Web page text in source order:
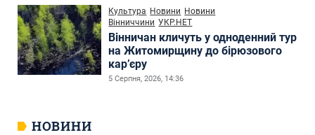
Культура Новини Новини
Вінниччини УКР.НЕТ
Вінничан кличуть у одноденний тур
на Житомирщину до бірюзового
кар’єру
5 Серпня, 2026, 14:36
НОВИНИ